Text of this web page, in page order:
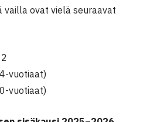
ovat vielä seuraavat
vuotiaat)
vuotiaat)